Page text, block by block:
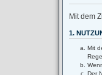
Mit dem
1.
Mit
Der